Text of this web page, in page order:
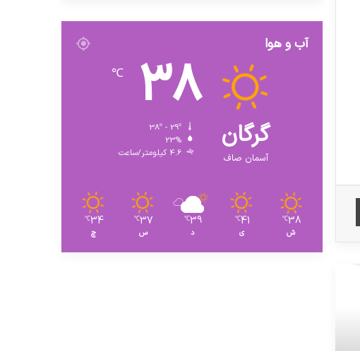
آب و هوا
گرگان
آسمان صاف
38
℃
23%
4.6 کیلومتر/ساعت
38
℃
ش
41
℃
ی
39
℃
د
37
℃
س
34
℃
چ